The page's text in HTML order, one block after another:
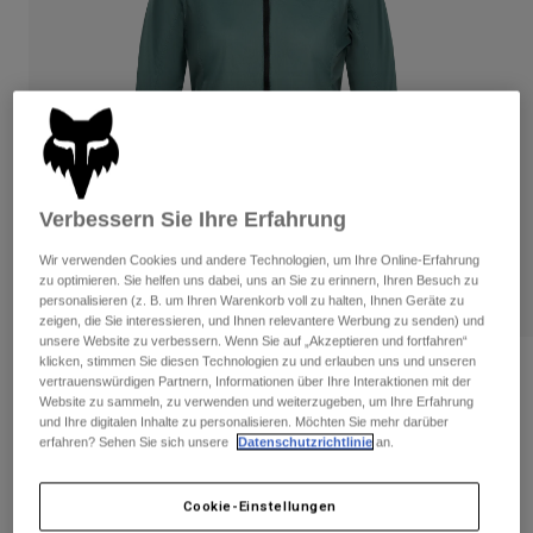
Hosen
Kurze Hosen
Jacken
Handschuhe
Protektoren
Brillen
Socken
Hosen
Handschuhe
Jacken
Brillen
Socken
Taschen & Zubehör
Spare parts
Damen
T-Shirts & Tops
Hoodies und Pullover
Jacken
Hosen
Shirts
Alle anzeigen
Alle anzeigen
Moto
Helme
Jerseys
Hosen
Stiefel
Guards
Bewertungen
Damen Ranger Wind Jacke
€ 61,74
Verbessern Sie Ihre Erfahrung
Wir verwenden Cookies und andere Technologien, um Ihre Online-Erfahrung
zu optimieren. Sie helfen uns dabei, uns an Sie zu erinnern, Ihren Besuch zu
personalisieren (z. B. um Ihren Warenkorb voll zu halten, Ihnen Geräte zu
zeigen, die Sie interessieren, und Ihnen relevantere Werbung zu senden) und
unsere Website zu verbessern. Wenn Sie auf „Akzeptieren und fortfahren“
klicken, stimmen Sie diesen Technologien zu und erlauben uns und unseren
vertrauenswürdigen Partnern, Informationen über Ihre Interaktionen mit der
Website zu sammeln, zu verwenden und weiterzugeben, um Ihre Erfahrung
und Ihre digitalen Inhalte zu personalisieren. Möchten Sie mehr darüber
erfahren? Sehen Sie sich unsere
Datenschutzrichtlinie an.
Cookie-Einstellungen